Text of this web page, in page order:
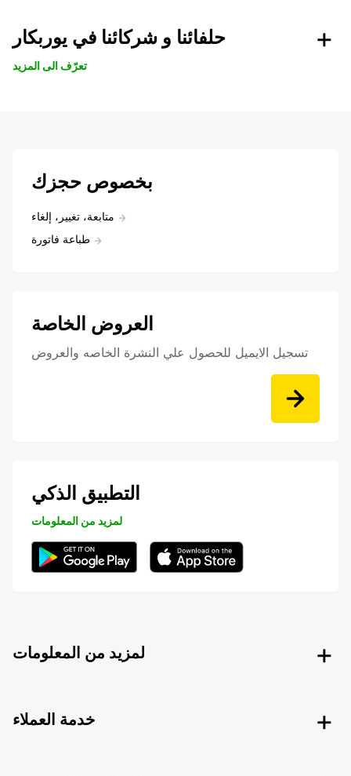
حلفائنا و شركائنا في يوربكار
تعرّف الى المزيد
بخصوص حجزك
متابعة، تغيير، إلغاء
طباعة فاتورة
العروض الخاصة
تسجيل الايميل للحصول علي النشرة الخاصه والعروض
التطبيق الذكي
لمزيد من المعلومات
لمزيد من المعلومات
خدمة العملاء